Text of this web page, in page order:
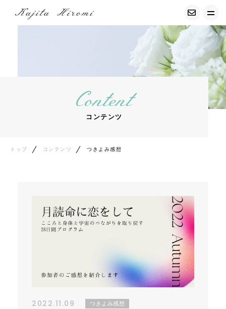
経調気功について
募集中の講座
プロフィール
エッセイ
アクセス
特定商取引法に基づく表記
Content
コンテンツ
トップ コンテンツ つきよみ感想
2022.11.09 つきよみ感想